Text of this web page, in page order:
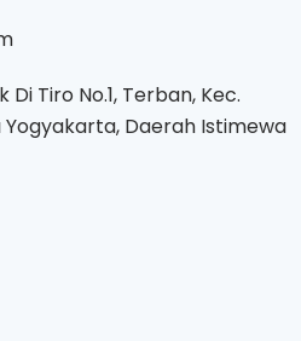
Di Tiro No.1, Terban, Kec.
Daerah Istimewa